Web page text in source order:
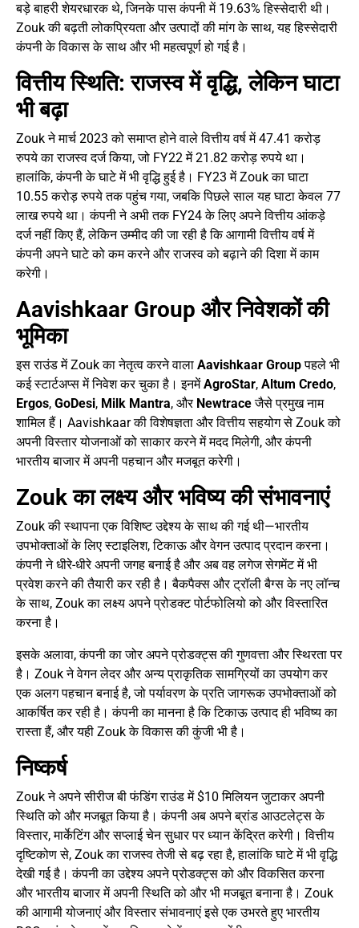
बड़े बाहरी शेयरधारक थे, जिनके पास कंपनी में 19.63% हिस्सेदारी थी।
Zouk की बढ़ती लोकप्रियता और उत्पादों की मांग के साथ, यह हिस्सेदारी
कंपनी के विकास के साथ और भी महत्वपूर्ण हो गई है।
वित्तीय स्थिति: राजस्व में वृद्धि, लेकिन घाटा
भी बढ़ा
Zouk ने मार्च 2023 को समाप्त होने वाले वित्तीय वर्ष में 47.41 करोड़
रुपये का राजस्व दर्ज किया, जो FY22 में 21.82 करोड़ रुपये था।
हालांकि, कंपनी के घाटे में भी वृद्धि हुई है। FY23 में Zouk का घाटा
10.55 करोड़ रुपये तक पहुंच गया, जबकि पिछले साल यह घाटा केवल 77
लाख रुपये था। कंपनी ने अभी तक FY24 के लिए अपने वित्तीय आंकड़े
दर्ज नहीं किए हैं, लेकिन उम्मीद की जा रही है कि आगामी वित्तीय वर्ष में
कंपनी अपने घाटे को कम करने और राजस्व को बढ़ाने की दिशा में काम
करेगी।
Aavishkaar Group और निवेशकों की
भूमिका
इस राउंड में Zouk का नेतृत्व करने वाला Aavishkaar Groupपहले भी
कई स्टार्टअप्स में निवेश कर चुका है। इनमेंAgroStar, Altum Credo,
Ergos, GoDesi, Milk Mantra, और Newtraceजैसे प्रमुख नाम
शामिल हैं। Aavishkaar की विशेषज्ञता और वित्तीय सहयोग से Zouk को
अपनी विस्तार योजनाओं को साकार करने में मदद मिलेगी, और कंपनी
भारतीय बाजार में अपनी पहचान और मजबूत करेगी।
Zouk का लक्ष्य और भविष्य की संभावनाएं
Zouk की स्थापना एक विशिष्ट उद्देश्य के साथ की गई थी—भारतीय
उपभोक्ताओं के लिए स्टाइलिश, टिकाऊ और वेगन उत्पाद प्रदान करना।
कंपनी ने धीरे-धीरे अपनी जगह बनाई है और अब वह लगेज सेगमेंट में भी
प्रवेश करने की तैयारी कर रही है। बैकपैक्स और ट्रॉली बैग्स के नए लॉन्च
के साथ, Zouk का लक्ष्य अपने प्रोडक्ट पोर्टफोलियो को और विस्तारित
करना है।
इसके अलावा, कंपनी का जोर अपने प्रोडक्ट्स की गुणवत्ता और स्थिरता पर
है। Zouk ने वेगन लेदर और अन्य प्राकृतिक सामग्रियों का उपयोग कर
एक अलग पहचान बनाई है, जो पर्यावरण के प्रति जागरूक उपभोक्ताओं को
आकर्षित कर रही है। कंपनी का मानना है कि टिकाऊ उत्पाद ही भविष्य का
रास्ता हैं, और यही Zouk के विकास की कुंजी भी है।
निष्कर्ष
Zouk ने अपने सीरीज बी फंडिंग राउंड में $10 मिलियन जुटाकर अपनी
स्थिति को और मजबूत किया है। कंपनी अब अपने ब्रांड आउटलेट्स के
विस्तार, मार्केटिंग और सप्लाई चेन सुधार पर ध्यान केंद्रित करेगी। वित्तीय
दृष्टिकोण से, Zouk का राजस्व तेजी से बढ़ रहा है, हालांकि घाटे में भी वृद्धि
देखी गई है। कंपनी का उद्देश्य अपने प्रोडक्ट्स को और विकसित करना
और भारतीय बाजार में अपनी स्थिति को और भी मजबूत बनाना है। Zouk
की आगामी योजनाएं और विस्तार संभावनाएं इसे एक उभरते हुए भारतीय